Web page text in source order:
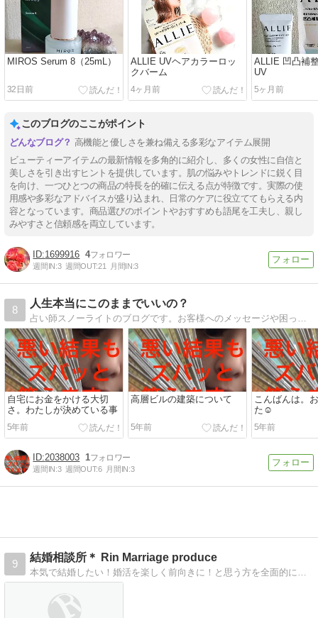
MIROS Serum 8（25mL）
32日前
ALLIE UVヘアカラーロッ
クバーム
4ヶ月前
ALLIE 凹凸補
UV
5ヶ月前
このブログのここがポイント
高機能と優しさを兼ね備える多彩なアイテム展開
ビューティーアイテムの最新情報を多角的に紹介し、多くの女性に自信と
美しさを引き出すヒントを提供しています。肌の悩みやトレンドに鋭く目
を向け、一つひとつの商品の特長を的確に伝える点が特徴です。実際の使
用感や多彩なアドバイスが盛り込まれ、日常のケアに役立ててもらえる内
容となっています。商品選びのポイントやおすすめも語尾を工夫し、親し
みやすさと信頼感を両立しています。
1699916 4
週間IN:3 週間OUT:21 月間IN:3
8
人生本当にこのままでいいの？
占い師スノーライトのブログです。お客様へのメッセージや困っている方のためにブログ毎日更新中です。
自宅にお金をかける大切
さ。わたしが決めている事
5年前
高層ビルの建築について
5年前
こんばんは。
た☺️
5年前
2038003 1
週間IN:3 週間OUT:6 月間IN:3
9
結婚相談所＊ Rin Marriage produce
本気で結婚したい！婚活を楽しく前向きに！と思う方を全面的にサポートします!!婚活を通してご自身がより魅力的に変わっていくことを実感して頂けると確信しています